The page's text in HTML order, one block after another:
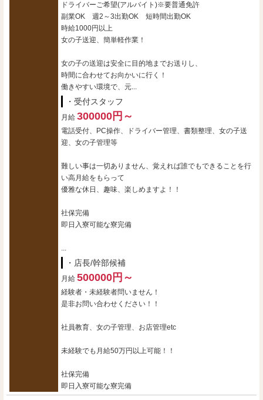
ドライバーご希望(アルバイト)※要普通免許
副業OK 週2～3出勤OK 短時間出勤OK
時給1000円以上
女の子送迎、簡単軽作業！
女の子の送迎は安全に目的地までお送りし、
時間に合わせてお向かいに行く！
働きやすい環境で、元...
・受付スタッフ
月給 300000円～
電話受付、PC操作、ドライバー管理、書類整理、女の子送
迎、女の子管理等
難しい事は一切ありません、覚えれば誰でもできることを行
い高月給をもらって
優雅な休日、趣味、楽しめますよ！！
社保完備
即日入寮可能な寮完備
...
・店長/幹部候補
月給 500000円～
経験者・未経験者問いません！
是非お問い合わせください！！
社員教育、女の子管理、お店管理etc
未経験でも月給50万円以上可能！！
社保完備
即日入寮可能な寮完備